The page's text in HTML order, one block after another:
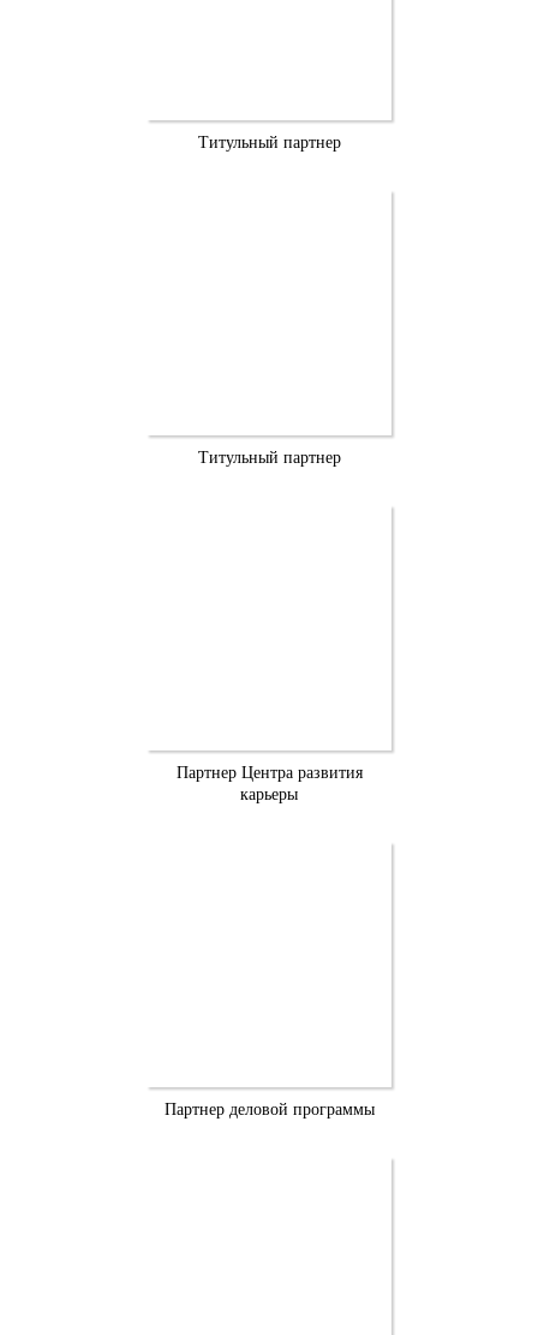
Титульный партнер
Титульный партнер
Партнер Центра развития
карьеры
Партнер деловой программы